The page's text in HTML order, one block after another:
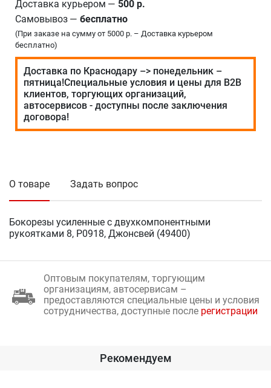
Доставка курьером — 500 р.
Самовывоз — бесплатно
(При заказе на сумму от 5000 р. – Доставка курьером
бесплатно)
Доставка по Краснодару –> понедельник –
пятница!Специальные условия и цены для В2В
клиентов, торгующих организаций,
автосервисов - доступны после заключения
договора!
О товаре Задать вопрос
Бокорезы усиленные с двухкомпонентными
рукоятками 8, P0918, Джонсвей (49400)
Оптовым покупателям, торгующим
организациям, автосервисам –
предоставляются специальные цены и условия
сотрудничества, доступные после регистрации
Рекомендуем